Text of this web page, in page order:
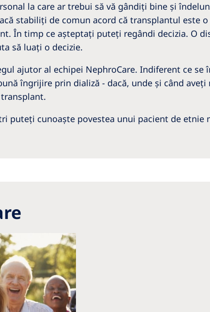
la care ar trebui să vă gândiţi bine şi
stabiliţi de comun acord că transplantul este
În timp ce așteptați puteţi regândi decizia. O
să luaţi o decizie.
ajutor al echipei NephroCare. Indiferent ce se
îngrijire prin dializă - dacă, unde şi când
puteți cunoaște povestea unui pacient de